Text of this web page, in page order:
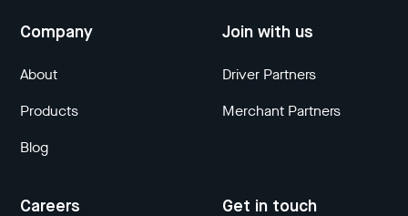
Company
About
Products
Blog
Join with us
Driver Partners
Merchant Partners
Careers Get in touch